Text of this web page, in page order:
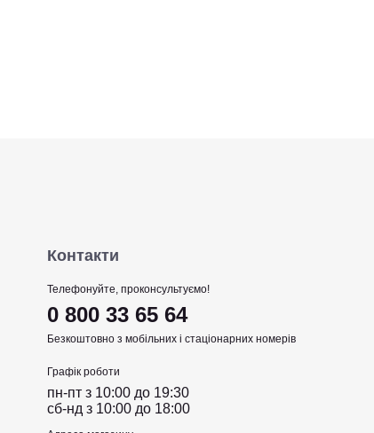
Контакти
Телефонуйте, проконсультуємо!
0 800 33 65 64
Безкоштовно з мобільних і стаціонарних номерів
Графік роботи
пн-пт з 10:00 до 19:30
сб-нд з 10:00 до 18:00